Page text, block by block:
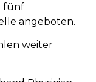
fünf
angeboten.
weiter